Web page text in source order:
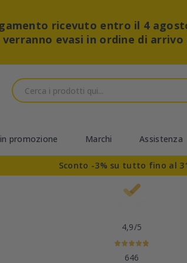
ricevuto entro il 4
evasi in ordine di
promozione Marchi Assistenza
Sconto -3% su tutto fino al
4,9/5
646